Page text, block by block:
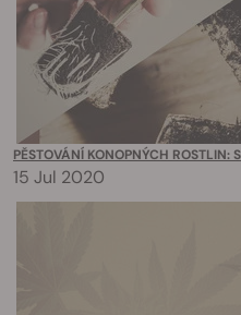
PĚSTOVÁNÍ KONOPNÝCH ROSTLIN:
15 Jul 2020